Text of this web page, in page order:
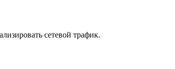
сетевой трафик.